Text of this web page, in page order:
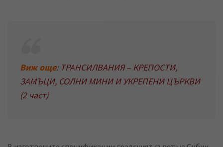
Виж още: ТРАНСИЛВАНИЯ – КРЕПОСТИ,
ЗАМЪЦИ, СОЛНИ МИНИ И УКРЕПЕНИ ЦЪРКВИ
(2 част)